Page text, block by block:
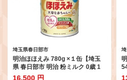
埼玉県春日部市
明治ほほえみ 780g ×１缶【埼玉
県 春日部市 明治 粉ミルク 0歳 1
歳 ベビー用品 出産祝い 赤ちゃん
16,500 円